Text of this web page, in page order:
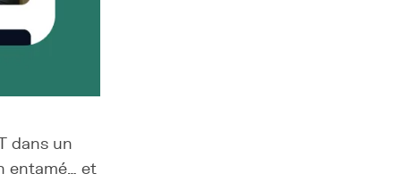
dans un
entamé… et